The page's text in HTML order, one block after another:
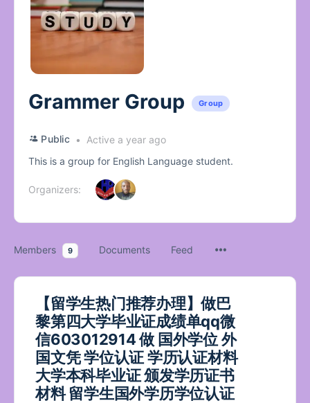
Grammer Group Group
Public
Active a year ago
This is a group for English Language student.
Organizers:
Members 9 Documents Feed
【留学生热门推荐办理】做巴
黎第四大学毕业证成绩单qq微
信603012914 做 国外学位 外
国文凭 学位认证 学历认证材料
大学本科毕业证 颁发学历证书
材料 留学生国外学历学位认证